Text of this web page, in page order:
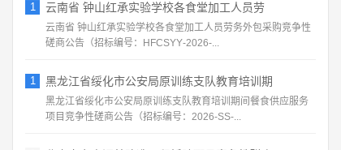
1 云南省 钟山红承实验学校各食堂加工人员劳
云南省 钟山红承实验学校各食堂加工人员劳务外包采购竞争性
磋商公告（招标编号：HFCSYY‑2026‑...
1 黑龙江省绥化市公安局原训练支队教育培训期
黑龙江省绥化市公安局原训练支队教育培训期间餐食供应服务
项目竞争性磋商公告（招标编号：2026‑SS‑...